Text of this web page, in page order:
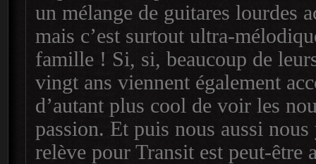
un mélange de guitares lourdes
mais c’est surtout ultra-
famille ! Si, si, beaucoup de
vingt ans viennent également
d’autant plus cool de voir les
passion. Et puis nous aussi
relève pour Transit est peut-être